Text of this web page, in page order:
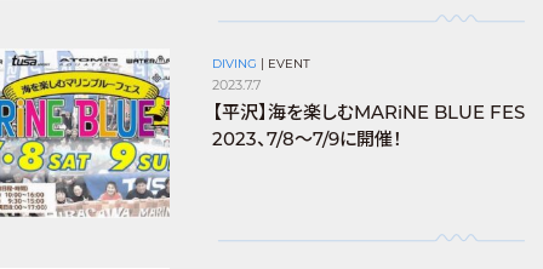
DIVING | EVENT
2023.7.7
【平沢】海を楽しむMARiNE BLUE FES
2023、7/8〜7/9に開催！